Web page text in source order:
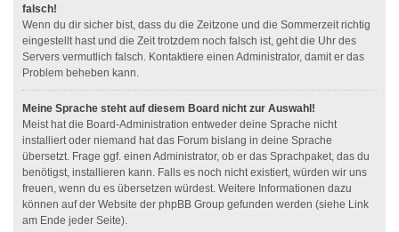
falsch!
Wenn du dir sicher bist, dass du die Zeitzone und die Sommerzeit richtig
eingestellt hast und die Zeit trotzdem noch falsch ist, geht die Uhr des
Servers vermutlich falsch. Kontaktiere einen Administrator, damit er das
Problem beheben kann.
Meine Sprache steht auf diesem Board nicht zur Auswahl!
Meist hat die Board-Administration entweder deine Sprache nicht
installiert oder niemand hat das Forum bislang in deine Sprache
übersetzt. Frage ggf. einen Administrator, ob er das Sprachpaket, das du
benötigst, installieren kann. Falls es noch nicht existiert, würden wir uns
freuen, wenn du es übersetzen würdest. Weitere Informationen dazu
können auf der Website der phpBB Group gefunden werden (siehe Link
am Ende jeder Seite).